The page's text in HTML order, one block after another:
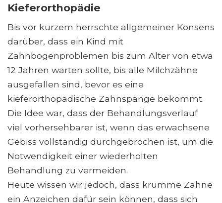
Kieferorthopädie
Bis vor kurzem herrschte allgemeiner Konsens
darüber, dass ein Kind mit
Zahnbogenproblemen bis zum Alter von etwa
12 Jahren warten sollte, bis alle Milchzähne
ausgefallen sind, bevor es eine
kieferorthopädische Zahnspange bekommt.
Die Idee war, dass der Behandlungsverlauf
viel vorhersehbarer ist, wenn das erwachsene
Gebiss vollständig durchgebrochen ist, um die
Notwendigkeit einer wiederholten
Behandlung zu vermeiden.
Heute wissen wir jedoch, dass krumme Zähne
ein Anzeichen dafür sein können, dass sich